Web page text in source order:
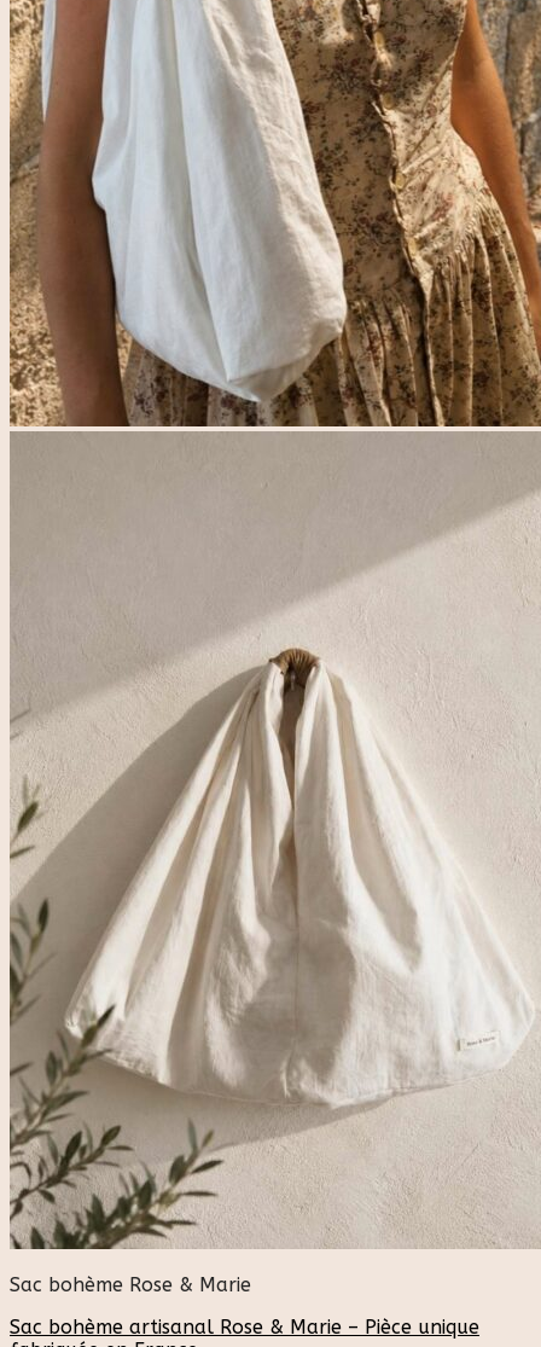
Sac bohème Rose & Marie
Sac bohème artisanal Rose & Marie – Pièce unique